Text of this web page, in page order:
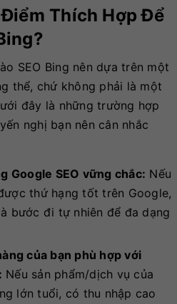
Thích Hợp Để
SEO Bing nên dựa trên một
thể, chứ không phải là một
đây là những trường hợp
nghị bạn nên cân nhắc
Google SEO vững chắc: Nếu
thứ hạng tốt trên Google,
bước đi tự nhiên để đa dạng
của bạn phù hợp với
Nếu sản phẩm/dịch vụ của
lớn tuổi, có thu nhập cao